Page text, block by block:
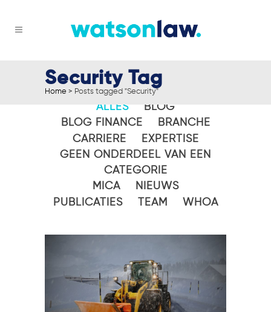
Security Tag
Home > Posts tagged "Security"
ALLES
BLOG
BLOG FINANCE
BRANCHE
CARRIERE
EXPERTISE
GEEN ONDERDEEL VAN EEN
CATEGORIE
MICA
NIEUWS
PUBLICATIES
TEAM WHOA